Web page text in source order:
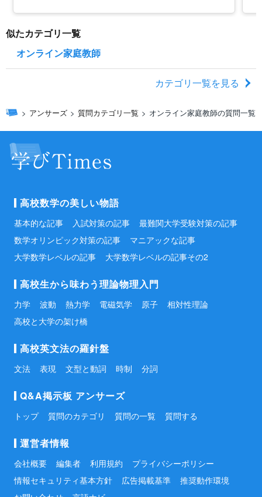
似たカテゴリ一覧
オンライン家庭教師
カテゴリ一覧を見る
アンサーズ 質問カテゴリ一覧 オンライン家庭教師の質問一覧
高校数学の美しい物語
基本的な記事 入試対策の記事
最難関大学受験対策の記事
数学オリンピック対策の記事
マニアックな記事
大学数学レベルの記事
大学数学レベルの記事その2
高校生から味わう理論物理入門
力学 波動 熱力学 電磁気学 原子
相対性理論
高校と大学の架け橋
高校英文法の羅針盤
文法 表現 文型と動詞 時制 分詞
Q&A掲示板 アンサーズ
トップ 質問のカテゴリ 質問の一覧 質問する
運営者情報
会社概要 編集者 利用規約
プライバシーポリシー
情報セキュリティ基本方針
広告掲載基準
推奨動作環境